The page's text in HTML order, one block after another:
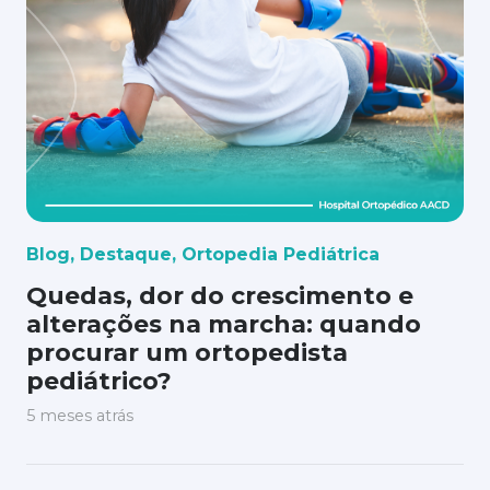
Blog, Destaque, Ortopedia Pediátrica
Quedas, dor do crescimento e
alterações na marcha: quando
procurar um ortopedista
pediátrico?
5 meses atrás